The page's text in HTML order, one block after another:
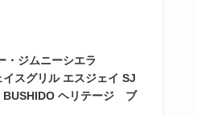
・ジムニーシエラ
スグリル エスジェイ SJ
ヘリテージ ブ